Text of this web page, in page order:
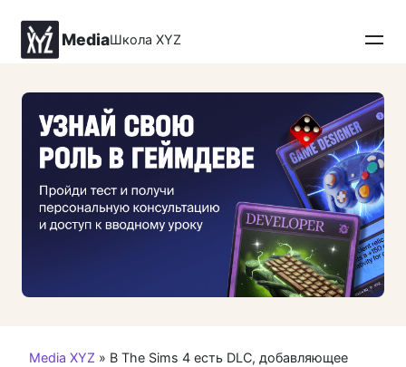
контенту
MediaШкола XYZ
Media XYZ » В The Sims 4 есть DLC, добавляющее